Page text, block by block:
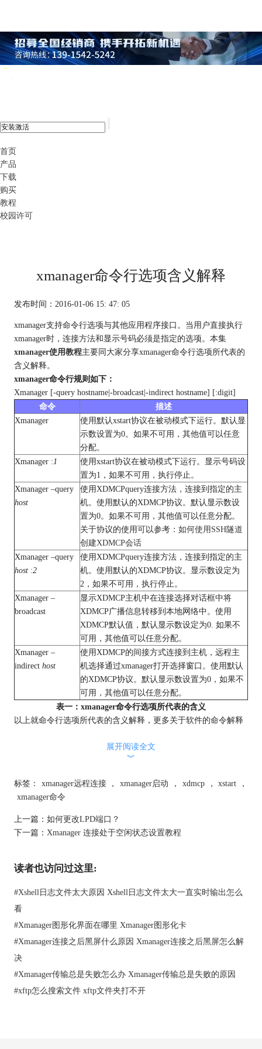
首页
产品
下载
购买
教程
校园许可
xmanager命令行选项含义解释
发布时间：2016-01-06 15: 47: 05
xmanager支持命令行选项与其他应用程序接口。当用户直接执行
xmanager时，连接方法和显示号码必须是指定的选项。本集
xmanager使用教程主要同大家分享xmanager命令行选项所代表的
含义解释。
xmanager命令行规则如下：
Xmanager [-query hostname|-broadcast|-indirect hostname] [:digit]
命令
描述
Xmanager
使用默认xstart协议在被动模式下运行。默认显
示数设置为0。如果不可用，其他值可以任意
分配。
Xmanager :1
使用xstart协议在被动模式下运行。显示号码设
置为1，如果不可用，执行停止。
Xmanager –query
host
使用XDMCPquery连接方法，连接到指定的主
机。使用默认的XDMCP协议。默认显示数设
置为0。如果不可用，其他值可以任意分配。
关于协议的使用可以参考： 如何使用SSH隧道
创建XDMCP会话
Xmanager –query
host :2
使用XDMCPquery连接方法，连接到指定的主
机。使用默认的XDMCP协议。显示数设定为
2，如果不可用，执行停止。
Xmanager –
broadcast
显示XDMCP主机中在连接选择对话框中将
XDMCP广播信息转移到本地网络中。使用
XDMCP默认值，默认显示数设定为0. 如果不
可用，其他值可以任意分配。
Xmanager –
indirect host
使用XDMCP的间接方式连接到主机，远程主
机选择通过xmanager打开选择窗口。使用默认
的XDMCP协议。默认显示数设置为0，如果不
可用，其他值可以任意分配。
表一：xmanager命令行选项所代表的含义
以上就命令行选项所代表的含义解释，更多关于软件的命令解释
本文为原创，转载请注明原址：
http://www.xshellcn.com/xmg_column/ml-xx.html
展开阅读全文
︾
标签： xmanager远程连接 ， xmanager启动 ， xdmcp ， xstart
，
xmanager命令
上一篇： 如何更改LPD端口？
下一篇： Xmanager 连接处于空闲状态设置教程
读者也访问过这里:
#Xshell日志文件太大原因 Xshell日志文件太大一直实时输出怎么
看
#Xmanager图形化界面在哪里 Xmanager图形化卡
#Xmanager连接之后黑屏什么原因 Xmanager连接之后黑屏怎么解
决
#Xmanager传输总是失败怎么办 Xmanager传输总是失败的原因
#xftp怎么搜索文件 xftp文件夹打不开